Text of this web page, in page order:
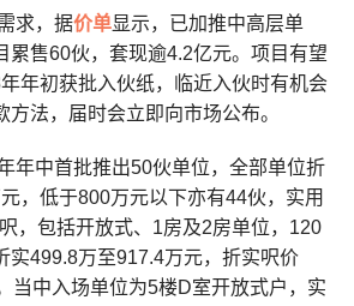
求，据价单显示，已加推中高层单
累售60伙，套现逾4.2亿元。项目有望
年初获批入伙纸，临近入伙时有机会
法，届时会立即向市场公布。
年中首批推出50伙单位，全部单位折
，低于800万元以下亦有44伙，实用
，包括开放式、1房及2房单位，120
实499.8万至917.4万元，折实呎价
当中入场单位为5楼D室开放式户，实